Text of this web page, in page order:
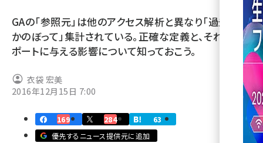
note (2317)
セミナー (2310)
z世代 (1623)
meo (1277)
llmo (1167)
GAの「参照元」は他のアクセス解析と異なり「過去にさ
かのぼって」集計されている。正確な定義と、それがレ
ポートに与える影響について知っておこう。
衣袋 宏美
2016年12月15日 7:00
169 284
63
優先するニュース提供元に追加